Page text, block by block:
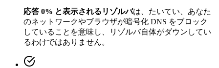
応答 0% と表示されるリゾルバは、たいてい、あなた
のネットワークやブラウザが暗号化 DNS をブロック
していることを意味し、リゾルバ自体がダウンしてい
るわけではありません。